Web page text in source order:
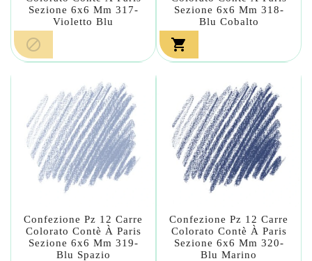
Sezione 6x6 Mm 317-
Violetto Blu

Sezione 6x6 Mm 318-
Blu Cobalto

Confezione Pz 12 Carre
Colorato Contè À Paris
Sezione 6x6 Mm 319-
Blu Spazio
Confezione Pz 12 Carre
Colorato Contè À Paris
Sezione 6x6 Mm 320-
Blu Marino